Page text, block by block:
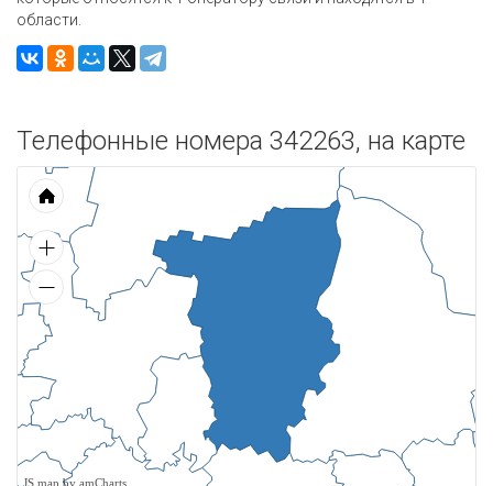
области.
Телефонные номера 342263, на карте
JS map by amCharts